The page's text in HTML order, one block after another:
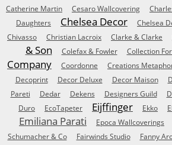
Catherine Martin
Cesaro Wallcovering
Daughters
Chelsea Decor Chelsea
Chivasso
Christian Lacroix Clarke & Clarke
& Son
Colefax & Fowler Collection
Company
Coordonne Creations
Decoprint
Decor Deluxe Decor Maison
Pareti
Dedar Dekens Designers Guild
Duro
EcoTapeter Eijffinger Ekko
Emiliana Parati Epoca Wallcoverings
Schumacher & Co
Fairwinds Studio Fanny